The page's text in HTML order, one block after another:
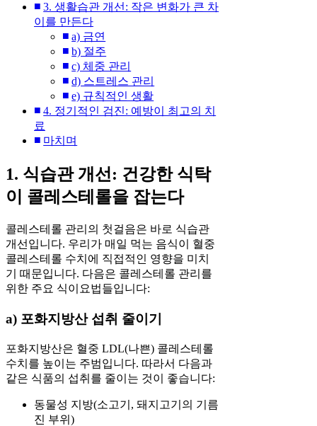
3. 생활습관 개선: 작은 변화가 큰 차
이를 만든다
a) 금연
b) 절주
c) 체중 관리
d) 스트레스 관리
e) 규칙적인 생활
4. 정기적인 검진: 예방이 최고의 치
료
마치며
1. 식습관 개선: 건강한 식탁
이 콜레스테롤을 잡는다
콜레스테롤 관리의 첫걸음은 바로 식습관
개선입니다. 우리가 매일 먹는 음식이 혈중
콜레스테롤 수치에 직접적인 영향을 미치
기 때문입니다. 다음은 콜레스테롤 관리를
위한 주요 식이요법들입니다:
a) 포화지방산 섭취 줄이기
포화지방산은 혈중 LDL(나쁜) 콜레스테롤
수치를 높이는 주범입니다. 따라서 다음과
같은 식품의 섭취를 줄이는 것이 좋습니다:
동물성 지방(소고기, 돼지고기의 기름
진 부위)